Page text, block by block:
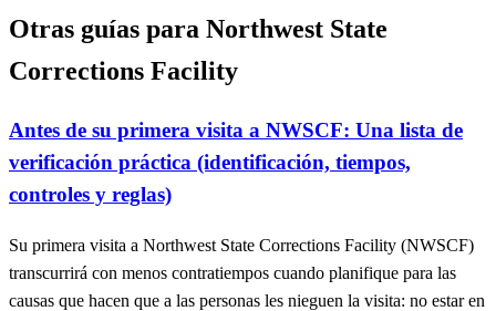
Otras guías para Northwest State
Corrections Facility
Antes de su primera visita a NWSCF: Una lista de
verificación práctica (identificación, tiempos,
controles y reglas)
Su primera visita a Northwest State Corrections Facility (NWSCF)
transcurrirá con menos contratiempos cuando planifique para las
causas que hacen que a las personas les nieguen la visita: no estar en